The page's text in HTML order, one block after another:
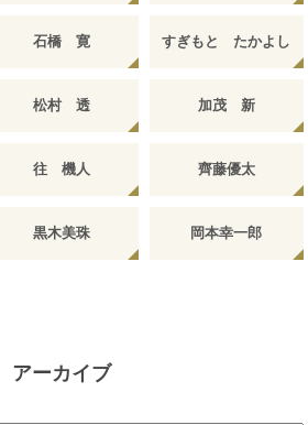
石橋 寛 すぎもと たかよし
松村 透 加茂 新
往 機人 齊藤優太
黒木美珠 岡本幸一郎
アーカイブ